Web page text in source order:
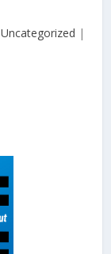
Uncategorized |